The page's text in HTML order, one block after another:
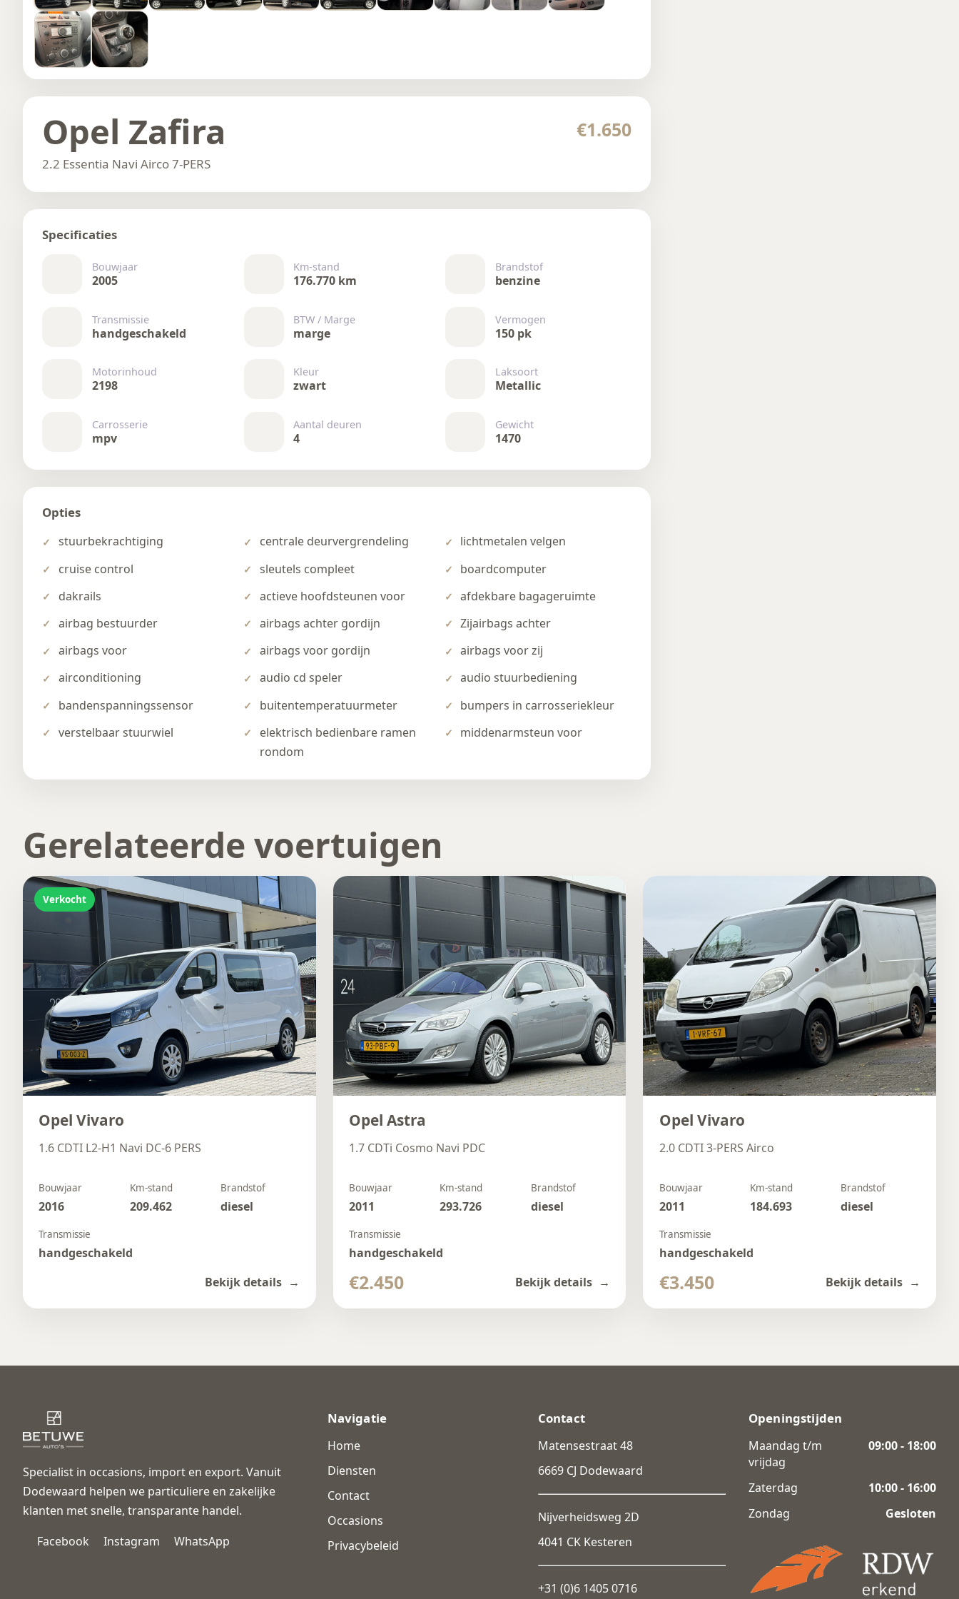
Opel Zafira
2.2 Essentia Navi Airco 7-PERS
€1.650
Specificaties
Bouwjaar
2005
Km-stand
176.770 km
Brandstof
benzine
Transmissie
handgeschakeld
BTW / Marge
marge
Vermogen
150 pk
Motorinhoud
2198
Kleur
zwart
Laksoort
Metallic
Carrosserie
mpv
Aantal deuren
4
Gewicht
1470
Opties
stuurbekrachtiging centrale deurvergrendeling
lichtmetalen velgen
cruise control
sleutels compleet
boardcomputer
dakrails
actieve hoofdsteunen voor
afdekbare bagageruimte
airbag bestuurder
airbags achter gordijn
Zijairbags achter
airbags voor
airbags voor gordijn
airbags voor zij
airconditioning
audio cd speler
audio stuurbediening
bandenspanningssensor
buitentemperatuurmeter
bumpers in carrosseriekleur
verstelbaar stuurwiel
elektrisch bedienbare ramen
rondom
middenarmsteun voor
Gerelateerde voertuigen
Verkocht
Opel Vivaro
1.6 CDTI L2-H1 Navi DC-6 PERS
Bouwjaar
2016
Km-stand
209.462
Brandstof
diesel
Transmissie
handgeschakeld
Bekijk details
Opel Astra
1.7 CDTi Cosmo Navi PDC
Bouwjaar
2011
Km-stand
293.726
Brandstof
diesel
Transmissie
handgeschakeld
€2.450 Bekijk details
Opel Vivaro
2.0 CDTI 3-PERS Airco
Bouwjaar
2011
Km-stand
184.693
Brandstof
diesel
Transmissie
handgeschakeld
€3.450 Bekijk details
Specialist in occasions, import en export. Vanuit
Dodewaard helpen we particuliere en zakelijke
klanten met snelle, transparante handel.
Facebook
Instagram WhatsApp
Navigatie
Home
Diensten
Contact
Occasions
Privacybeleid
Contact
Matensestraat 48
6669 CJ Dodewaard
Nijverheidsweg 2D
4041 CK Kesteren
+31 (0)6 1405 0716
Openingstijden
Maandag t/m
vrijdag
09:00 - 18:00
Zaterdag
10:00 - 16:00
Zondag
Gesloten